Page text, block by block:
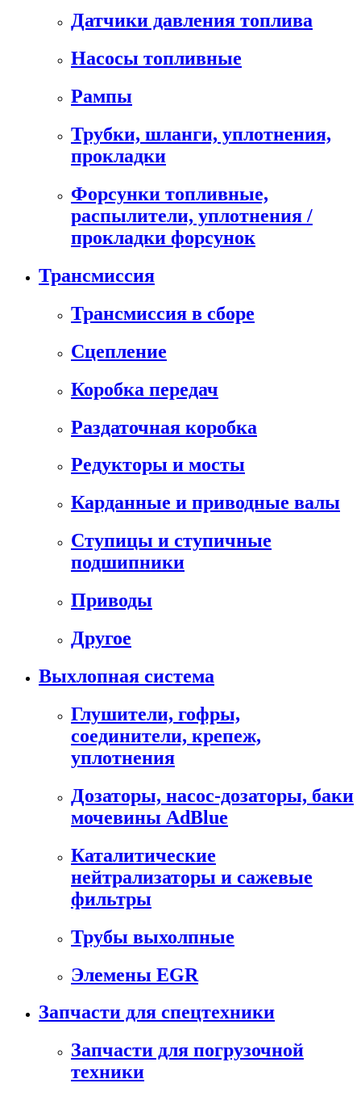
Датчики давления топлива
Насосы топливные
Рампы
Трубки, шланги, уплотнения,
прокладки
Форсунки топливные,
распылители, уплотнения /
прокладки форсунок
Трансмиссия
Трансмиссия в сборе
Сцепление
Коробка передач
Раздаточная коробка
Редукторы и мосты
Карданные и приводные валы
Ступицы и ступичные
подшипники
Приводы
Другое
Выхлопная система
Глушители, гофры,
соединители, крепеж,
уплотнения
Дозаторы, насос-дозаторы, баки
мочевины AdBlue
Каталитические
нейтрализаторы и сажевые
фильтры
Трубы выхолпные
Элемены EGR
Запчасти для спецтехники
Запчасти для погрузочной
техники